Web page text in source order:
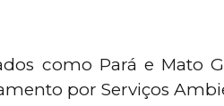
como Pará e Mato
por Serviços